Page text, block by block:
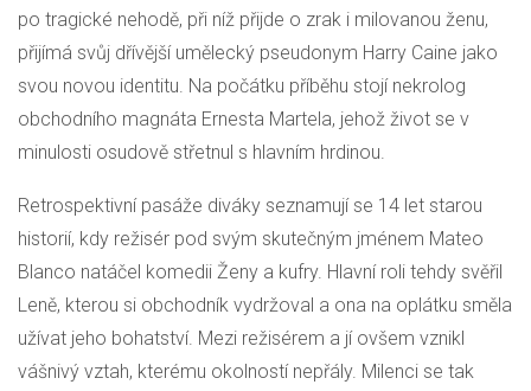
po tragické nehodě, při níž přijde o zrak i milovanou ženu,
přijímá svůj dřívější umělecký pseudonym Harry Caine jako
svou novou identitu. Na počátku příběhu stojí nekrolog
obchodního magnáta Ernesta Martela, jehož život se v
minulosti osudově střetnul s hlavním hrdinou.
Retrospektivní pasáže diváky seznamují se 14 let starou
historií, kdy režisér pod svým skutečným jménem Mateo
Blanco natáčel komedii Ženy a kufry. Hlavní roli tehdy svěřil
Leně, kterou si obchodník vydržoval a ona na oplátku směla
užívat jeho bohatství. Mezi režisérem a jí ovšem vznikl
vášnivý vztah, kterému okolností nepřály. Milenci se tak